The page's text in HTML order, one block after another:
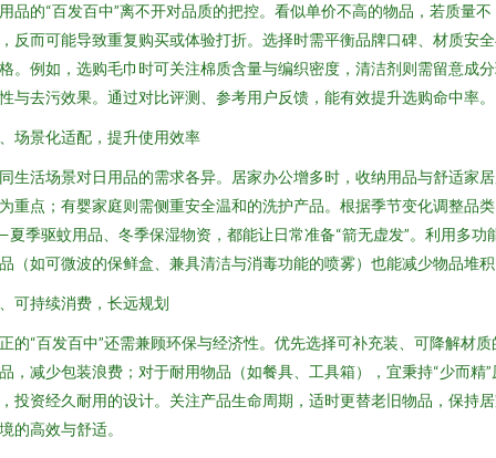
品的“百发百中”离不开对品质的把控。看似单价不高的物品，若质量不
反而可能导致重复购买或体验打折。选择时需平衡品牌口碑、材质安
。例如，选购毛巾时可关注棉质含量与编织密度，清洁剂则需留意成
与去污效果。通过对比评测、参考用户反馈，能有效提升选购命中率。
场景化适配，提升使用效率
生活场景对日用品的需求各异。居家办公增多时，收纳用品与舒适家
重点；有婴家庭则需侧重安全温和的洗护产品。根据季节变化调整品类
季驱蚊用品、冬季保湿物资，都能让日常准备“箭无虚发”。利用多功
（如可微波的保鲜盒、兼具清洁与消毒功能的喷雾）也能减少物品堆
可持续消费，长远规划
的“百发百中”还需兼顾环保与经济性。优先选择可补充装、可降解材质
，减少包装浪费；对于耐用物品（如餐具、工具箱），宜秉持“少而精”
投资经久耐用的设计。关注产品生命周期，适时更替老旧物品，保持
的高效与舒适。